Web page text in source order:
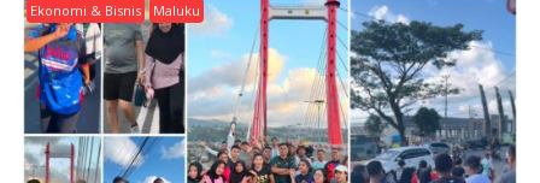
G
A
T
O
N
Ekonomi & Bisnis Maluku